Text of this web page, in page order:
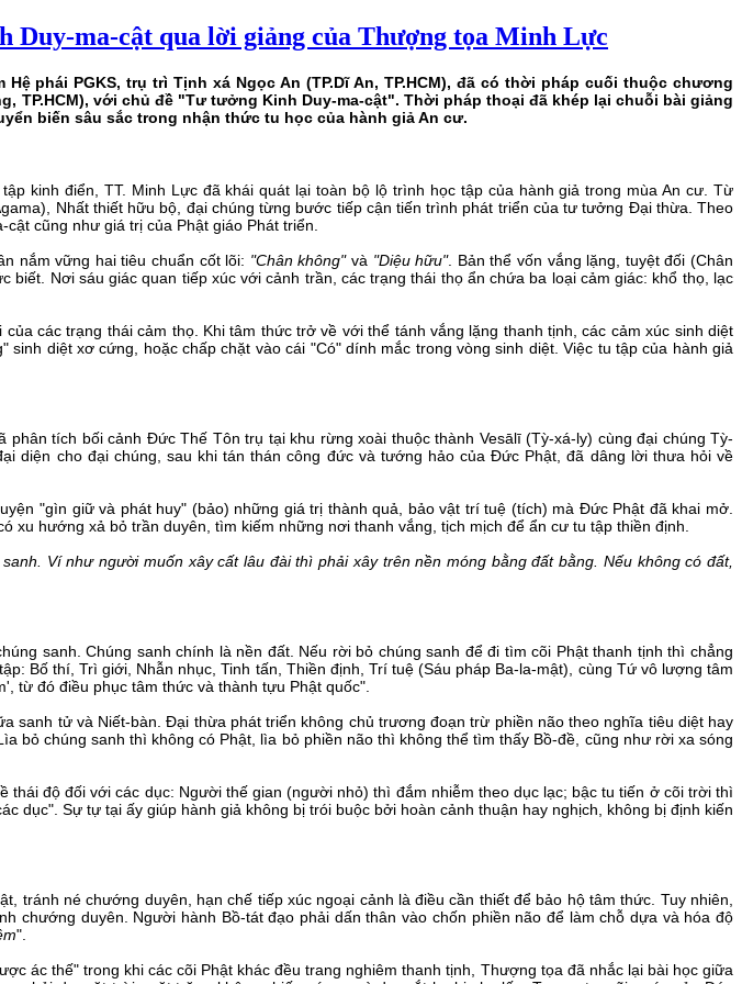
ma-cật qua lời giảng của Thượng tọa Minh Lực
Hệ phái PGKS, trụ trì Tịnh xá Ngọc An (TP.Dĩ An, TP.HCM), đã có thời pháp cuối thuộc chương
TP.HCM), với chủ đề "Tư tưởng Kinh Duy-ma-cật". Thời pháp thoại đã khép lại chuỗi bài giảng
biến sâu sắc trong nhận thức tu học của hành giả An cư.
kinh điển, TT. Minh Lực đã khái quát lại toàn bộ lộ trình học tập của hành giả trong mùa An cư. Từ
Nhất thiết hữu bộ, đại chúng từng bước tiếp cận tiến trình phát triển của tư tưởng Đại thừa. Theo
cũng như giá trị của Phật giáo Phát triển.
nắm vững hai tiêu chuẩn cốt lõi: "Chân không"và "Diệu hữu". Bản thể vốn vắng lặng, tuyệt đối (Chân
Nơi sáu giác quan tiếp xúc với cảnh trần, các trạng thái thọ ẩn chứa ba loại cảm giác: khổ thọ, lạc
các trạng thái cảm thọ. Khi tâm thức trở về với thể tánh vắng lặng thanh tịnh, các cảm xúc sinh diệt
diệt xơ cứng, hoặc chấp chặt vào cái "Có" dính mắc trong vòng sinh diệt. Việc tu tập của hành giả
phân tích bối cảnh Đức Thế Tôn trụ tại khu rừng xoài thuộc thành Vesālī (Tỳ-xá-ly) cùng đại chúng Tỳ-
diện cho đại chúng, sau khi tán thán công đức và tướng hảo của Đức Phật, đã dâng lời thưa hỏi về
"gìn giữ và phát huy" (bảo) những giá trị thành quả, bảo vật trí tuệ (tích) mà Đức Phật đã khai mở.
hướng xả bỏ trần duyên, tìm kiếm những nơi thanh vắng, tịch mịch để ẩn cư tu tập thiền định.
Ví như người muốn xây cất lâu đài thì phải xây trên nền móng bằng đất bằng. Nếu không có đất,
sanh. Chúng sanh chính là nền đất. Nếu rời bỏ chúng sanh để đi tìm cõi Phật thanh tịnh thì chẳng
Bố thí, Trì giới, Nhẫn nhục, Tinh tấn, Thiền định, Trí tuệ (Sáu pháp Ba-la-mật), cùng Tứ vô lượng tâm
từ đó điều phục tâm thức và thành tựu Phật quốc".
sanh tử và Niết-bàn. Đại thừa phát triển không chủ trương đoạn trừ phiền não theo nghĩa tiêu diệt hay
bỏ chúng sanh thì không có Phật, lìa bỏ phiền não thì không thể tìm thấy Bồ-đề, cũng như rời xa sóng
thái độ đối với các dục: Người thế gian (người nhỏ) thì đắm nhiễm theo dục lạc; bậc tu tiến ở cõi trời thì
Sự tự tại ấy giúp hành giả không bị trói buộc bởi hoàn cảnh thuận hay nghịch, không bị định kiến
né chướng duyên, hạn chế tiếp xúc ngoại cảnh là điều cần thiết để bảo hộ tâm thức. Tuy nhiên,
duyên. Người hành Bồ-tát đạo phải dấn thân vào chốn phiền não để làm chỗ dựa và hóa độ
".
ác thế" trong khi các cõi Phật khác đều trang nghiêm thanh tịnh, Thượng tọa đã nhắc lại bài học giữa